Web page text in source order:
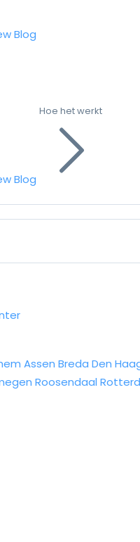
Blog
Blog
Hoe het werkt
Assen Breda Den
Roosendaal